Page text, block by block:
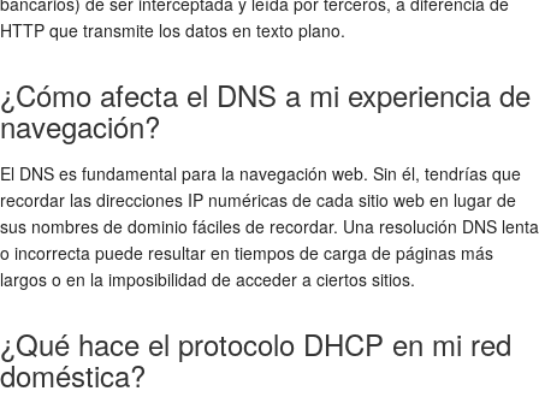
HTTP que transmite los datos en texto plano.
¿Cómo afecta el DNS a mi experiencia de
navegación?
El DNS es fundamental para la navegación web. Sin él, tendrías que
recordar las direcciones IP numéricas de cada sitio web en lugar de
sus nombres de dominio fáciles de recordar. Una resolución DNS lenta
o incorrecta puede resultar en tiempos de carga de páginas más
largos o en la imposibilidad de acceder a ciertos sitios.
¿Qué hace el protocolo DHCP en mi red
doméstica?